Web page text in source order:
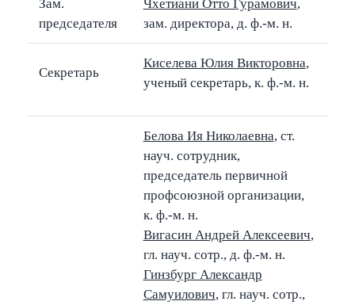
Зам.
председателя
Чхетиани Отто Гурамович,
зам. директора, д. ф.-м. н.
Секретарь
Киселева Юлия Викторовна,
ученый секретарь, к. ф.-м. н.
Белова Ия Николаевна, ст.
науч. сотрудник,
председатель первичной
профсоюзной организации,
к. ф.-м. н.
Вигасин Андрей Алексеевич,
гл. науч. сотр., д. ф.-м. н.
Гинзбург Александр
Самуилович, гл. науч. сотр.,